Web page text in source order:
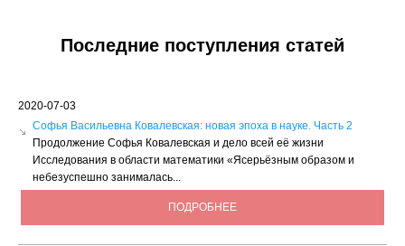
Последние поступления статей
2020-07-03
Софья Васильевна Ковалевская: новая эпоха в науке. Часть 2
Продолжение Софья Ковалевская и дело всей её жизни
Исследования в области математики «Ясерьёзным образом и
небезуспешно занималась...
ПОДРОБНЕЕ